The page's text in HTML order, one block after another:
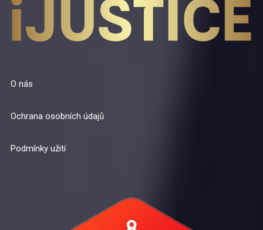
O nás
Ochrana osobních údajů
Podmínky užití